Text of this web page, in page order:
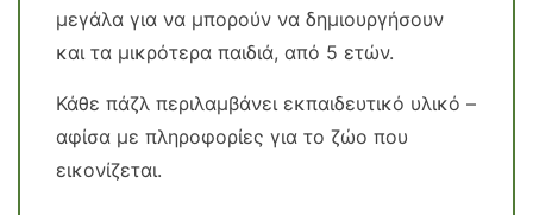
μεγάλα για να μπορούν να δημιουργήσουν
και τα μικρότερα παιδιά, από 5 ετών.
Κάθε πάζλ περιλαμβάνει εκπαιδευτικό υλικό –
αφίσα με πληροφορίες για το ζώο που
εικονίζεται.